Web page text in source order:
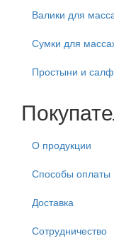
Валики для
Сумки для
Простыни и
О продукции
Способы оплаты
Доставка
Сотрудничество